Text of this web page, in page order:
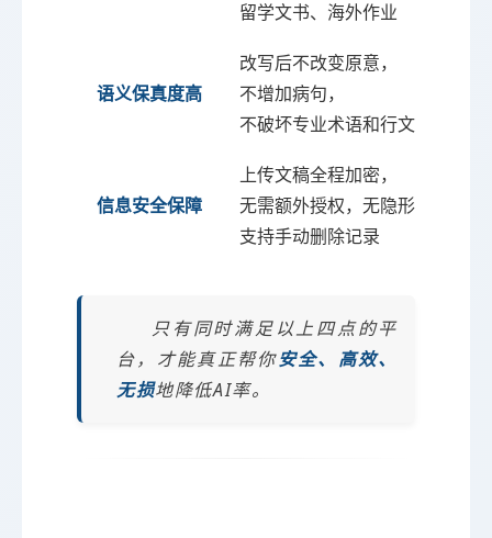
留学文书、海外作业
语义保真度高
改写后不改变原意，
不增加病句，
不破坏专业术语和行文逻辑
信息安全保障
上传文稿全程加密，
无需额外授权，无隐形捆绑，
支持手动删除记录
只有同时满足以上四点的平
台，才能真正帮你安全、高效、
无损地降低AI率。